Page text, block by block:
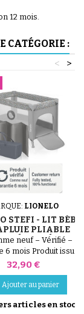
12 mois.
CATÉGORIE :
>
<
LIONELO
STEFI - LIT BÉBÉ
PLIABLE
LATÉRALE -
GRIS
neuf – Vérifié –
6 mois Produit issu
client ou d’un
et 100 %
Le compagnon
vos voyages et
Prix
32,90 €
Ajouter au panier
articles en stock